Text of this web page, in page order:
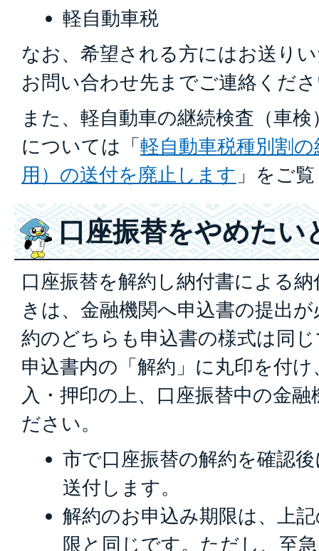
軽自動車税
なお、希望される方にはお送り
お問い合わせ先までご連絡くだ
また、軽自動車の継続検査（車
については「軽自動車税種別割
用）の送付を廃止します 」をご
口座振替をやめたい
口座振替を解約し納付書による
きは、金融機関へ申込書の提出
約のどちらも申込書の様式は同
申込書内の「解約」に丸印を付
入・押印の上、口座振替中の金
ださい。
市で口座振替の解約を確認
送付します。
解約のお申込み期限は、上
限と同じです。ただし、至